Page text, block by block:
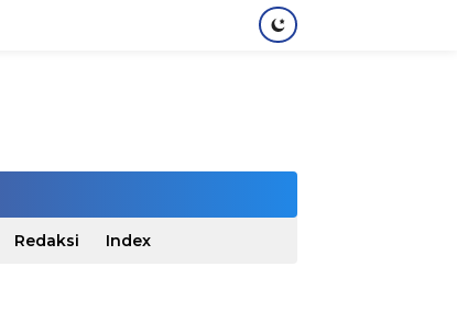
Redaksi Index